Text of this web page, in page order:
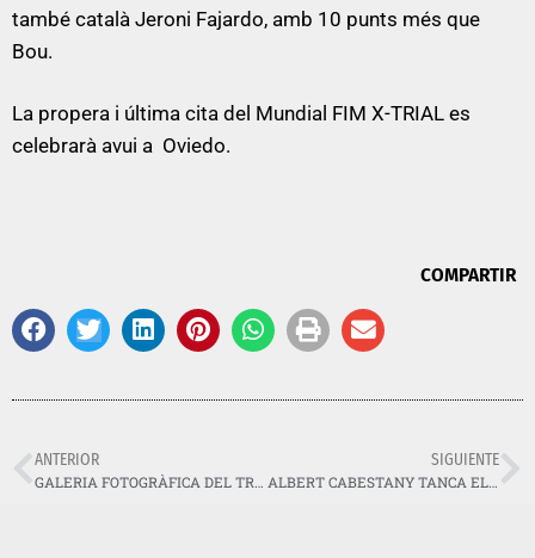
també català Jeroni Fajardo, amb 10 punts més que
Bou.
La propera i última cita del Mundial FIM X-TRIAL es
celebrarà avui a Oviedo.
COMPARTIR
ANTERIOR
GALERIA FOTOGRÀFICA DEL TRIAL ENDURO INDOOR DE BARCELONA
SIGUIENTE
ALBERT CABESTANY TANCA EL MUNDIAL FIM X-TRIAL AMB VICTÒRIA